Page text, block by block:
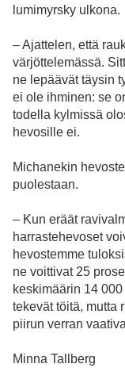
lumimyrsky ulkona.
– Ajattelen, että
värjöttelemässä.
ne lepäävät täysin
ei ole ihminen: se
todella kylmissä
hevosille ei.
Michanekin
puolestaan.
– Kun eräät
harrastehevoset
hevostemme
ne voittivat 25
keskimäärin 14
tekevät töitä, mutta
piirun verran
Minna Tallberg